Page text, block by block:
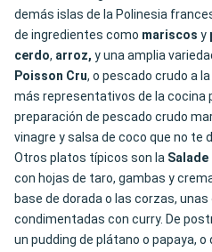
demás islas de la Polinesia
de ingredientes como mariscos y
cerdo, arroz, y una amplia
Poisson Cru, o pescado crudo a
más representativos de la cocina
preparación de pescado crudo
vinagre y salsa de coco que no te
Otros platos típicos son la Salade
con hojas de taro, gambas y
base de dorada o las corzas,
condimentadas con curry. De
un pudding de plátano o papaya,